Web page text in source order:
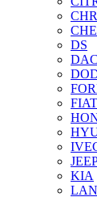
DS
FIAT
KIA